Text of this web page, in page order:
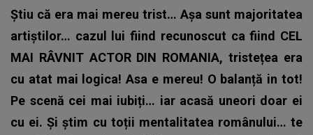
Știu că era mai mereu trist… Așa sunt majoritatea
artiștilor… cazul lui fiind recunoscut ca fiind CEL
MAI RÂVNIT ACTOR DIN ROMANIA, tristețea era
cu atat mai logica! Asa e mereu! O balanță in tot!
Pe scenă cei mai iubiți… iar acasă uneori doar ei
cu ei. Și știm cu toții mentalitatea românului… te